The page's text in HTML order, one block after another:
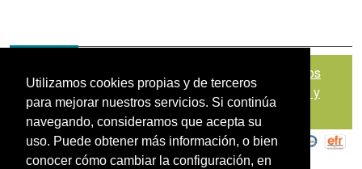
Utilizamos cookies propias y de terceros
para mejorar nuestros servicios. Si continúa
navegando, consideramos que acepta su
uso. Puede obtener más información, o bien
conocer cómo cambiar la configuración, en
Política de Tratamiento de Datos
Personales|Políticas de Seguridad, Términos y
Condiciones de Uso